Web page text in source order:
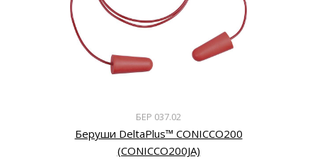
БЕР 037.02
Беруши DeltaPlus™ CONICCO200
(CONICCO200JA)